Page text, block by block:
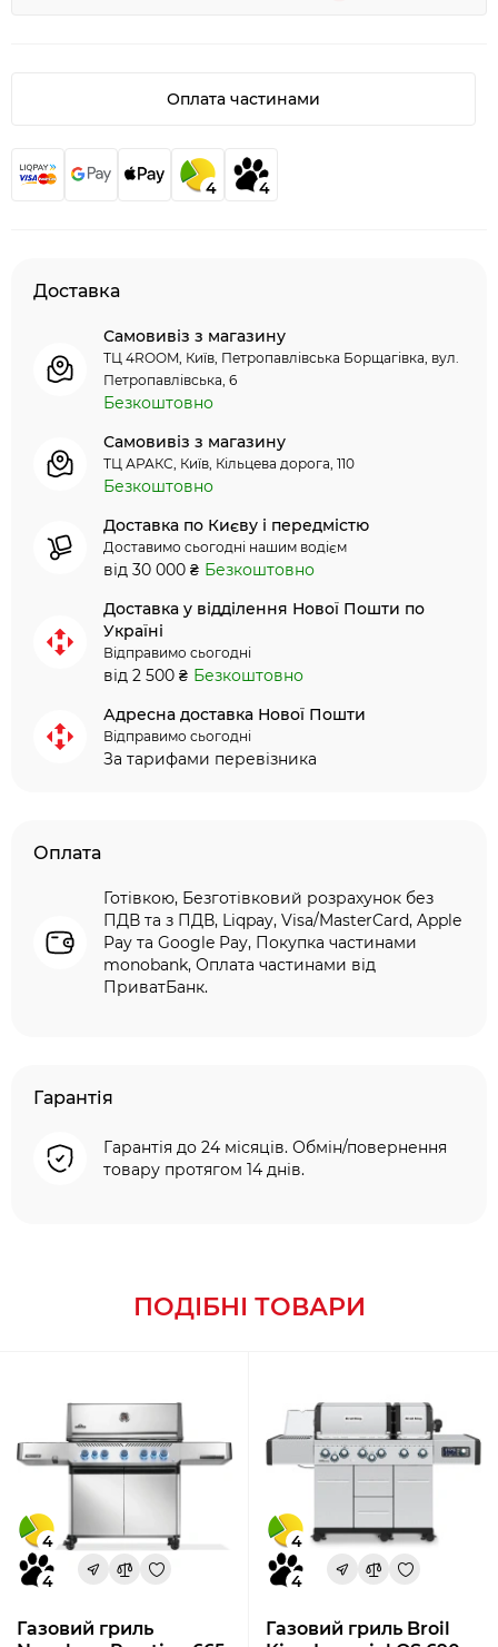
Оплата частинами
4 4
Доставка
Самовивіз з магазину
ТЦ 4ROOM, Київ, Петропавлівська Борщагівка, вул.
Петропавлівська, 6
Безкоштовно
Самовивіз з магазину
ТЦ АРАКС, Київ, Кільцева дорога, 110
Безкоштовно
Доставка по Києву і передмістю
Доставимо сьогодні нашим водієм
від 30 000 ₴ Безкоштовно
Доставка у відділення Нової Пошти по
Україні
Відправимо сьогодні
від 2 500 ₴ Безкоштовно
Адресна доставка Нової Пошти
Відправимо сьогодні
За тарифами перевізника
Оплата
Готівкою, Безготівковий розрахунок без
ПДВ та з ПДВ, Liqpay, Visa/MasterCard, Apple
Pay та Google Pay, Покупка частинами
monobank, Оплата частинами від
ПриватБанк.
Гарантія
Гарантія до 24 місяців. Обмін/повернення
товару протягом 14 днів.
ПОДІБНІ ТОВАРИ
4
4
Газовий гриль
4
4
Газовий гриль Broil